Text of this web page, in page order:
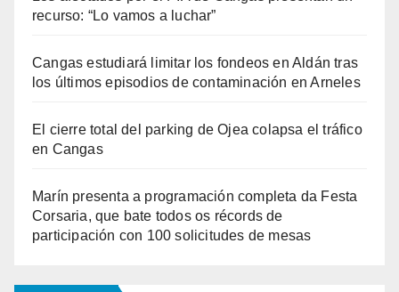
recurso: “Lo vamos a luchar”
Cangas estudiará limitar los fondeos en Aldán tras
los últimos episodios de contaminación en Arneles
El cierre total del parking de Ojea colapsa el tráfico
en Cangas
Marín presenta a programación completa da Festa
Corsaria, que bate todos os récords de
participación con 100 solicitudes de mesas